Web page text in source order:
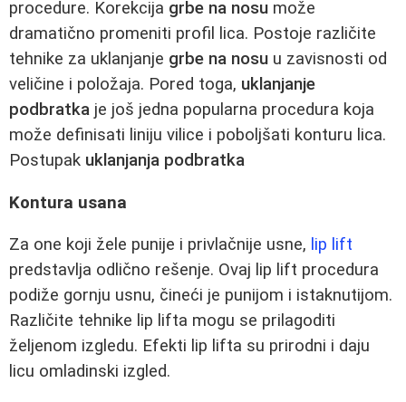
procedure. Korekcija grbe na nosu može
dramatično promeniti profil lica. Postoje različite
tehnike za uklanjanje grbe na nosu u zavisnosti od
veličine i položaja. Pored toga, uklanjanje
podbratka je još jedna popularna procedura koja
može definisati liniju vilice i poboljšati konturu lica.
Postupak uklanjanja podbratka
Kontura usana
Za one koji žele punije i privlačnije usne, lip lift
predstavlja odlično rešenje. Ovaj lip lift procedura
podiže gornju usnu, čineći je punijom i istaknutijom.
Različite tehnike lip lifta mogu se prilagoditi
željenom izgledu. Efekti lip lifta su prirodni i daju
licu omladinski izgled.